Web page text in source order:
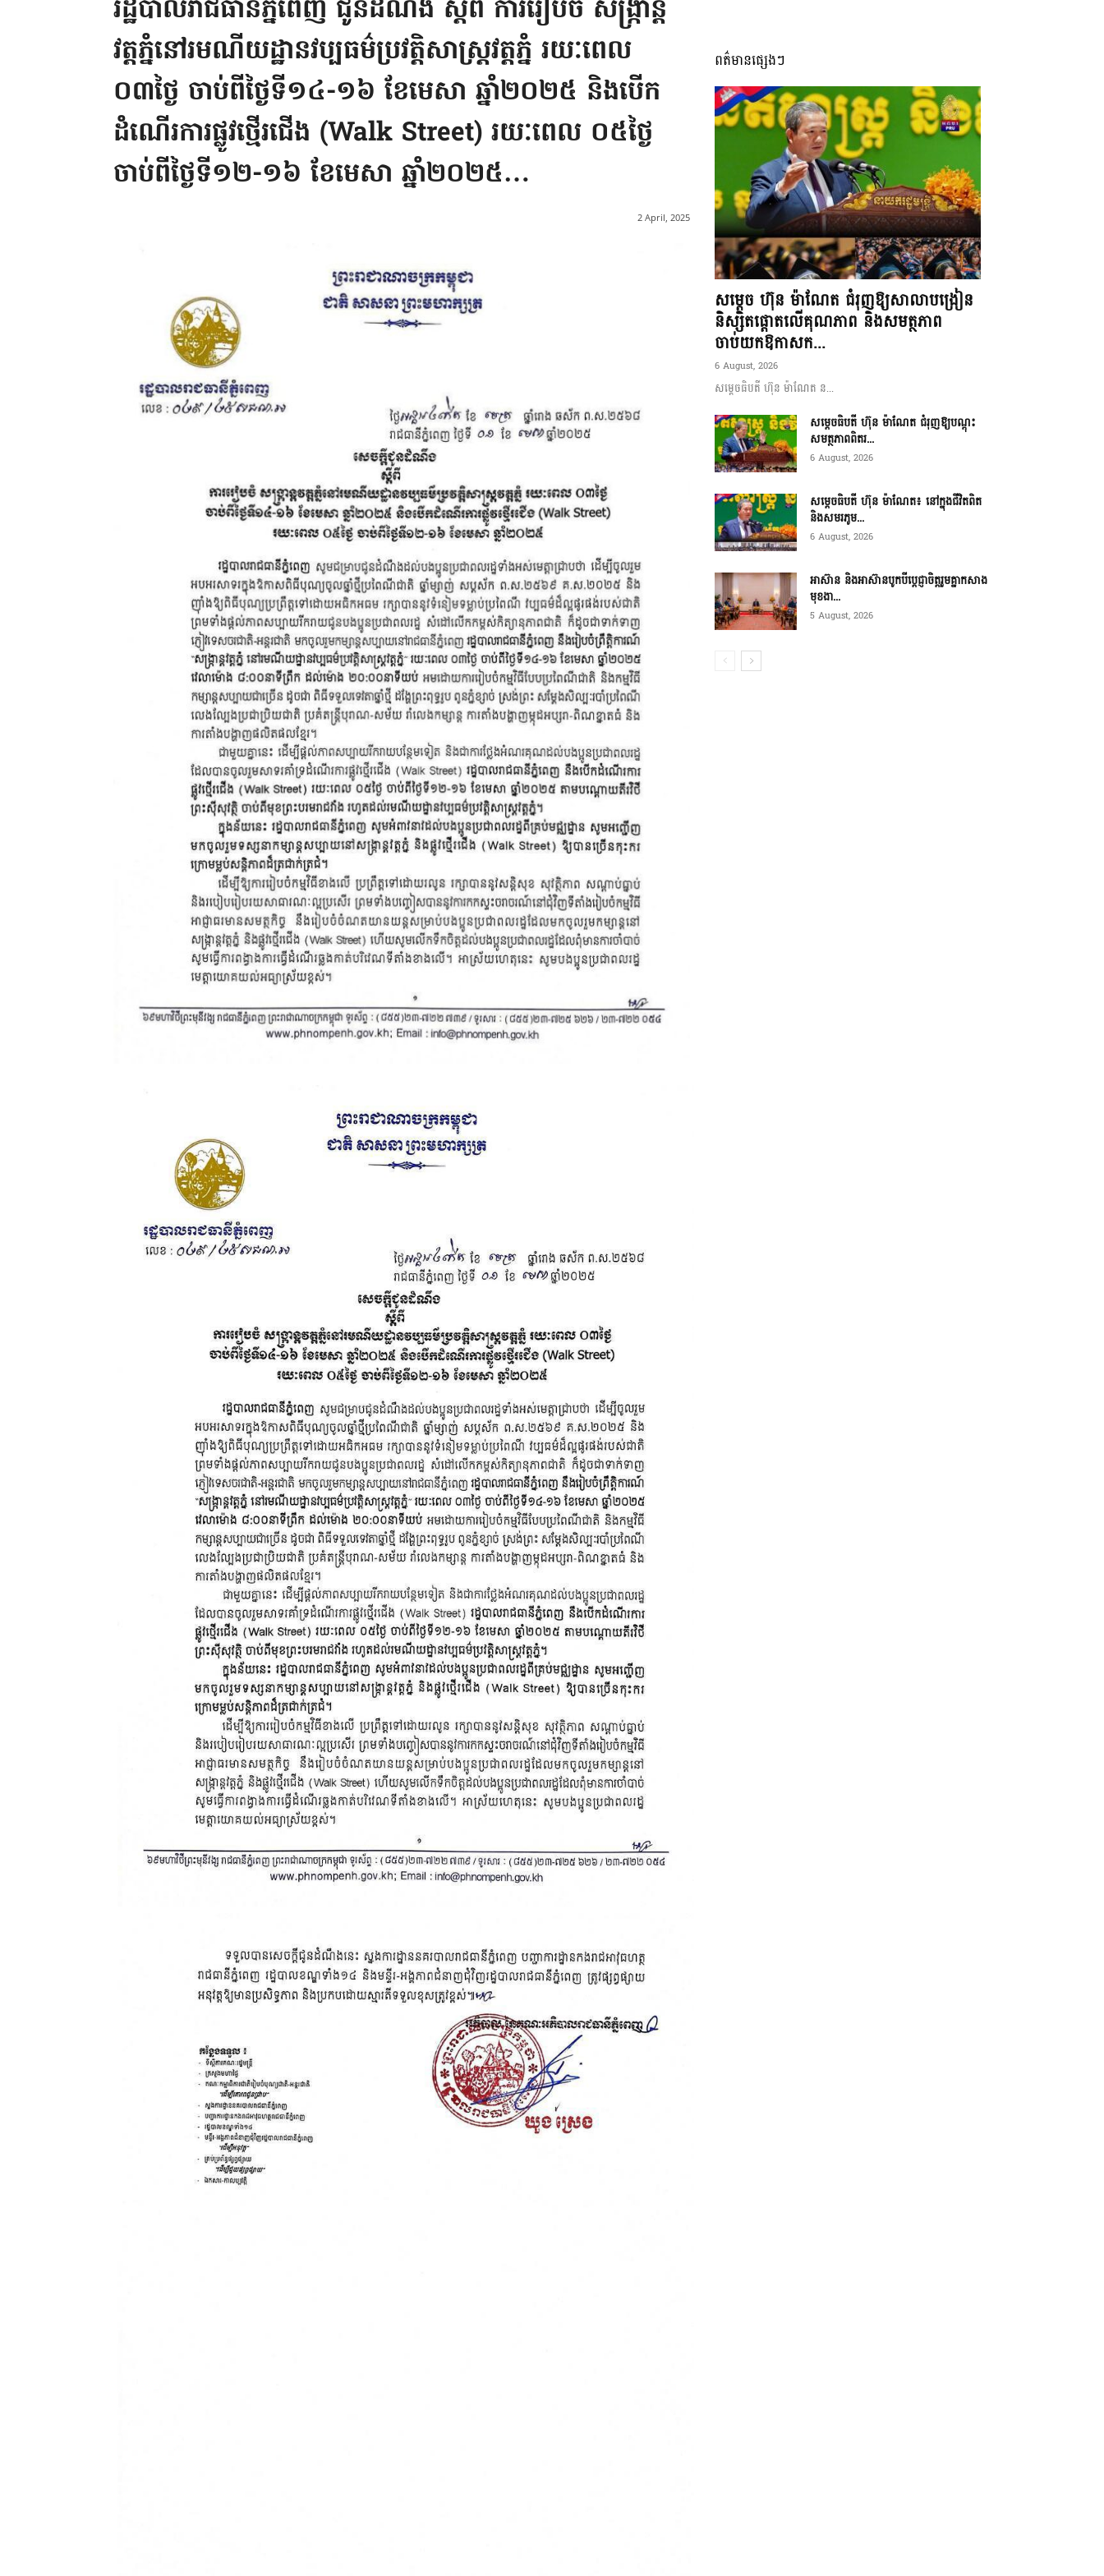
និង
ប្រតិកម្ម
រហ័ស
រដ្ឋបាលរាជធានីភ្នំពេញ​ ជូនដំណឹង ស្តីពី ការរៀបចំ សង្ក្រាន្ត
វត្តភ្នំនៅរមណីយដ្ឋានវប្បធម៌ប្រវត្តិសាស្ត្រវត្តភ្នំ រយៈពេល
០៣ថ្ងៃ ចាប់ពីថ្ងៃទី១៤-១៦ ខែមេសា ឆ្នាំ២០២៥ និងបើក
ដំណើរការផ្លូវថ្មើរជើង (Walk Street) រយៈពេល ០៥ថ្ងៃ
ចាប់ពីថ្ងៃទី១២-១៦ ខែមេសា ឆ្នាំ២០២៥…
2 April, 2025
ពត៌មានផ្សេងៗ
សម្តេច ហ៊ុន ម៉ាណែត ជំរុញឱ្យសាលាបង្រៀន
និស្សិតផ្តោតលើគុណភាព និងសមត្ថភាព
ចាប់យកឱកាសក...
6 August, 2026
សម្តេចធិបតី ហ៊ុន ម៉ាណែត ន...
សម្តេចធិបតី ហ៊ុន ម៉ាណែត ជំរុញឱ្យបណ្តុះ
សមត្ថភាពពិតរ...
6 August, 2026
សម្តេចធិបតី ហ៊ុន ម៉ាណែត៖ នៅក្នុងជីវិតពិត
និងសមរភូម...
6 August, 2026
អាស៊ាន និងអាស៊ានបូកបីប្តេជ្ញាចិត្តរួមគ្នាកសាង
មុខងា...
5 August, 2026